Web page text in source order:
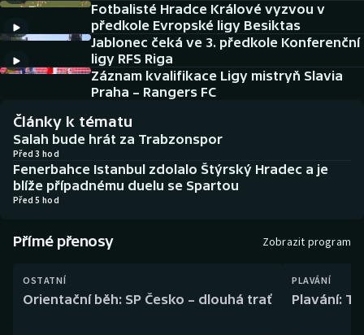
Americký fotbal
Baseball a softbal
Biatlon
Boby a skeleton
Curling
Dostihy
NEPŘEHLÉDNĚTE
Historické návraty
Aplikace ČT sport
AZ kvíz
Fotbalisté Hradce Králové vyzvou v
předkole Evropské ligy Besiktas
Jablonec čeká ve 3. předkole Konferenční
ligy RFS Riga
Záznam kvalifikace Ligy mistryň Slavia
Praha – Rangers FC
Články k tématu
Salah bude hrát za Trabzonspor
Před 3 hod
Fenerbahce Istanbul zdolalo Štýrský Hradec a je
blíže případnému duelu se Spartou
Před 5 hod
Přímé přenosy Zobrazit program
OSTATNÍ
Orientační běh: SP Česko – dlouhá trať
PLAVÁNÍ
Plavání: